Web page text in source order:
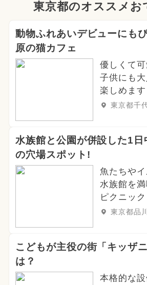
東京都のオススメお
動物ふれあいデビューにも
原の猫カフェ
優しくて
子供にも
楽しめます
東京都千
水族館と公園が併設した1日
の穴場スポット!
魚たちや
水族館を
ピクニック
東京都品
こどもが主役の街「キッザ
は？
本格的な